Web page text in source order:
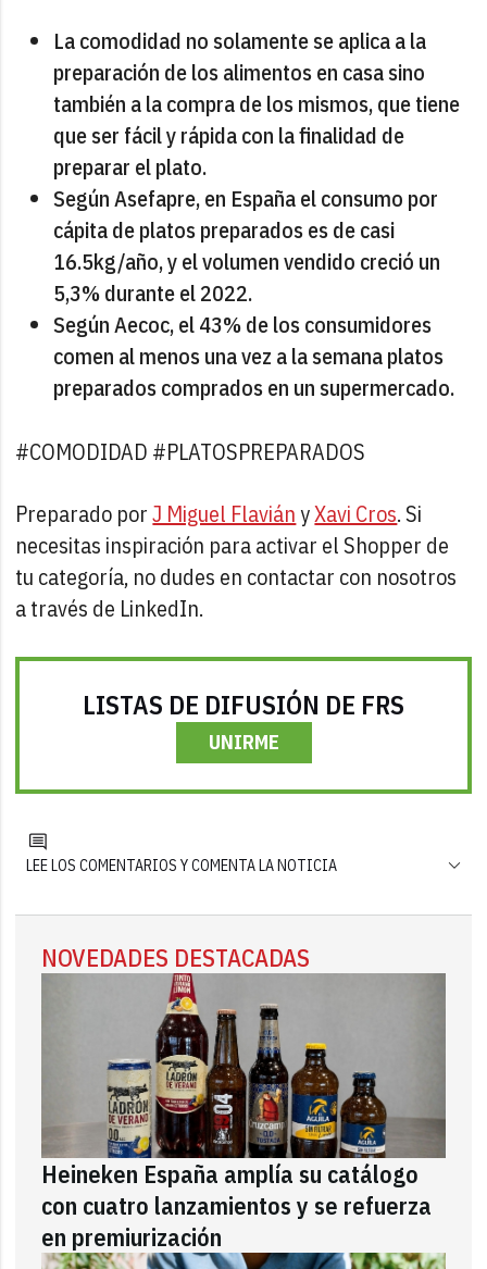
La comodidad no solamente se aplica a la
preparación de los alimentos en casa sino
también a la compra de los mismos, que tiene
que ser fácil y rápida con la finalidad de
preparar el plato.
Según Asefapre, en España el consumo por
cápita de platos preparados es de casi
16.5kg/año, y el volumen vendido creció un
5,3% durante el 2022.
Según Aecoc, el 43% de los consumidores
comen al menos una vez a la semana platos
preparados comprados en un supermercado.
#COMODIDAD #PLATOSPREPARADOS
Preparado porJ Miguel FlaviányXavi Cros. Si
necesitas inspiración para activar el Shopper de
tu categoría, no dudes en contactar con nosotros
a través de LinkedIn.
LISTAS DE DIFUSIÓN DE FRS
UNIRME
LEE LOS COMENTARIOS Y COMENTA LA NOTICIA
NOVEDADES DESTACADAS
Heineken España amplía su catálogo
con cuatro lanzamientos y se refuerza
en premiurización